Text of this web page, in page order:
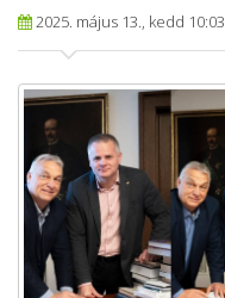
2025. május 13., kedd 10:03